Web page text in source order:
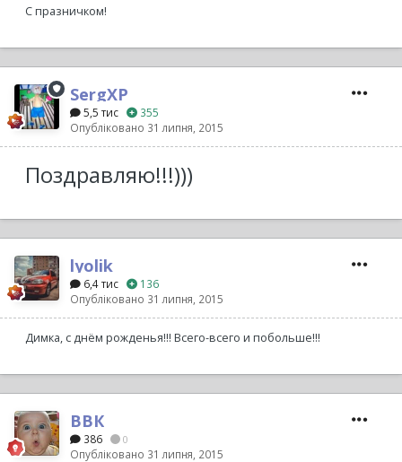
С празничком!
SergXP
5,5 тис
355
Опубліковано 31 липня, 2015
Поздравляю!!!)))
lyolik
6,4 тис
136
Опубліковано 31 липня, 2015
Димка, с днём рожденья!!! Всего-всего и побольше!!!
ВВК
386 0
Опубліковано 31 липня, 2015